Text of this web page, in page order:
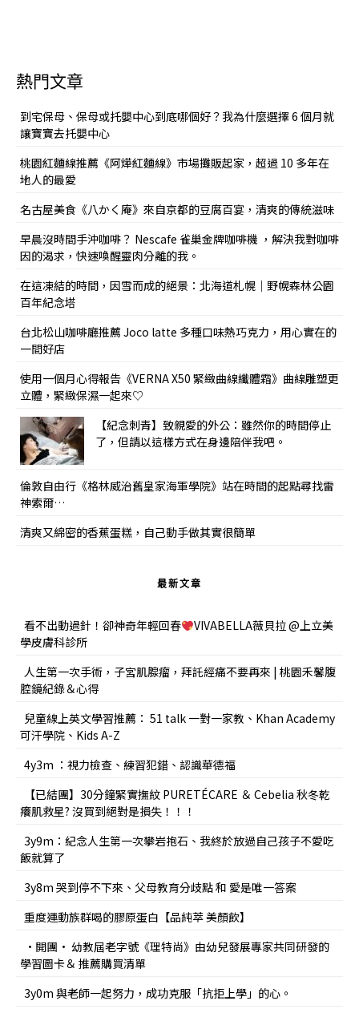
熱門文章
到宅保母、保母或托嬰中心到底哪個好？我為什麼選擇 6 個月就
讓寶寶去托嬰中心
桃園紅麵線推薦《阿燁紅麵線》市場攤販起家，超過 10 多年在
地人的最愛
名古屋美食《八かく庵》來自京都的豆腐百宴，清爽的傳統滋味
早晨沒時間手沖咖啡？ Nescafe 雀巢金牌咖啡機 ，解決我對咖啡
因的渴求，快速喚醒靈肉分離的我。
在這凍結的時間，因雪而成的絕景：北海道札幌｜野幌森林公園
百年紀念塔
台北松山咖啡廳推薦 Joco latte 多種口味熱巧克力，用心實在的
一間好店
使用一個月心得報告《VERNA X50 緊緻曲線纖體霜》曲線雕塑更
立體，緊緻保濕一起來♡
【紀念刺青】致親愛的外公：雖然你的時間停止
了，但請以這樣方式在身邊陪伴我吧。
倫敦自由行《格林威治舊皇家海軍學院》站在時間的起點尋找雷
神索爾…
清爽又綿密的香蕉蛋糕，自己動手做其實很簡單
最新文章
看不出動過針！卻神奇年輕回春
VIVABELLA薇貝拉 @上立美
學皮膚科診所
人生第一次手術，子宮肌腺瘤，拜託經痛不要再來 | 桃園禾馨腹
腔鏡紀錄＆心得
兒童線上英文學習推薦： 51 talk 一對一家教、Khan Academy
可汗學院、Kids A-Z
4y3m ：視力檢查、練習犯錯、認識華德福
【已結團】30分鐘緊實撫紋 PURETÉCARE ＆ Cebelia 秋冬乾
癢肌救星? 沒買到絕對是損失！！！
3y9m：紀念人生第一次攀岩抱石、我終於放過自己孩子不愛吃
飯就算了
3y8m 哭到停不下來、父母教育分歧點 和 愛是唯一答案
重度運動族群喝的膠原蛋白【品純萃 美顏飲】
•開團• 幼教屆老字號《理特尚》由幼兒發展專家共同研發的
學習圖卡＆ 推薦購買清單
3y0m 與老師一起努力，成功克服「抗拒上學」的心。